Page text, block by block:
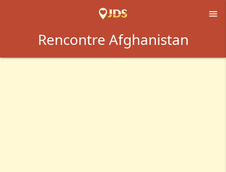

Rencontre Afghanistan